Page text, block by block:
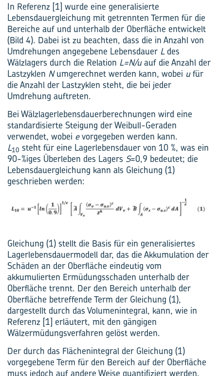
In Referenz [1] wurde eine generalisierte
Lebensdauergleichung mit getrennten Termen für die
Bereiche auf und unterhalb der Oberfläche entwickelt
(Bild 4). Dabei ist zu beachten, dass die in Anzahl von
Umdrehungen angegebene Lebensdauer Ldes
Wälzlagers durch die Relation L=N/uauf die Anzahl der
Lastzyklen Numgerechnet werden kann, wobei ufür
die Anzahl der Lastzyklen steht, die bei jeder
Umdrehung auftreten.
Bei Wälzlagerlebensdauerberechnungen wird eine
standardisierte Steigung der Weibull-Geraden
verwendet, wobei evorgegeben werden kann.
L10 steht für eine Lagerlebensdauer von 10 %, was ein
90-%iges Überleben des Lagers S=0,9 bedeutet; die
Lebensdauergleichung kann als Gleichung (1)
geschrieben werden:
Gleichung (1) stellt die Basis für ein generalisiertes
Lagerlebensdauermodell dar, das die Akkumulation der
Schäden an der Oberfläche eindeutig vom
akkumulierten Ermüdungsschaden unterhalb der
Oberfläche trennt. Der den Bereich unterhalb der
Oberfläche betreffende Term der Gleichung (1),
dargestellt durch das Volumenintegral, kann, wie in
Referenz [1] erläutert, mit den gängigen
Wälzermüdungsverfahren gelöst werden.
Der durch das Flächenintegral der Gleichung (1)
vorgegebene Term für den Bereich auf der Oberfläche
muss jedoch auf andere Weise quantifiziert werden.